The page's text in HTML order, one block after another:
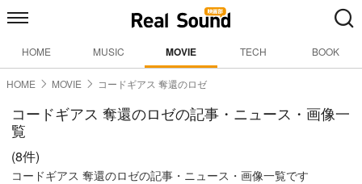
HOME MUSIC MOVIE TECH BOOK
HOME MOVIE コードギアス 奪還のロゼ
コードギアス 奪還のロゼの記事・ニュース・画像一
覧
(8件)
コードギアス 奪還のロゼの記事・ニュース・画像一覧です